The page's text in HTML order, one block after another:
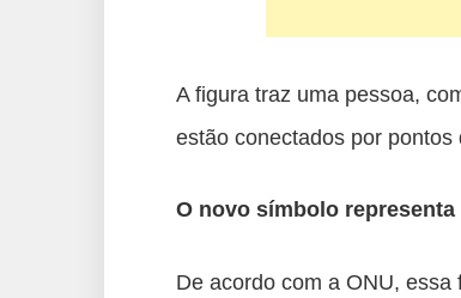
A figura traz uma pessoa,
estão conectados por
O novo símbolo
De acordo com a ONU,